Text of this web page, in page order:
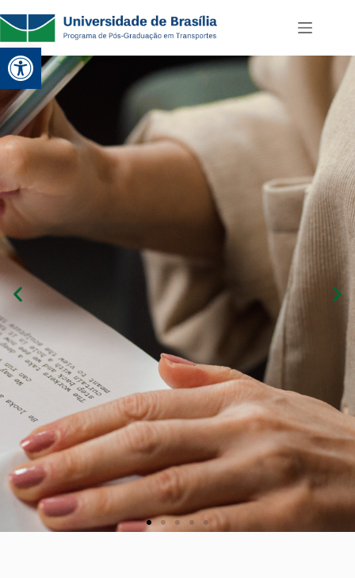
Abrir a barra de ferramentas